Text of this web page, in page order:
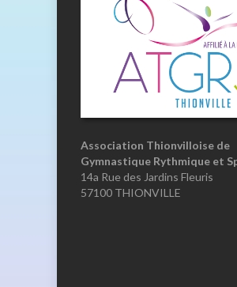
Association Thionvilloise de
Gymnastique Rythmique et
14a Rue des Jardins Fleuris
57100 THIONVILLE